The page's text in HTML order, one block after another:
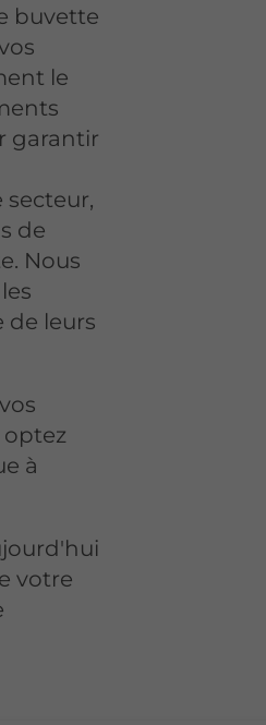
buvette
le
garantir
de
Nous
de leurs
optez
à
votre